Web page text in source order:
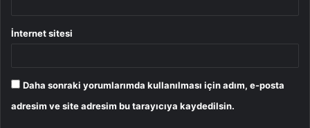
İnternet sitesi
Daha sonraki yorumlarımda kullanılması için adım, e-posta
adresim ve site adresim bu tarayıcıya kaydedilsin.